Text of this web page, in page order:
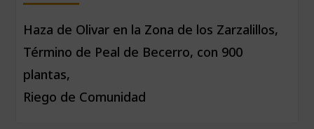
Haza de Olivar en la Zona de los Zarzalillos,
Término de Peal de Becerro, con 900
plantas,
Riego de Comunidad